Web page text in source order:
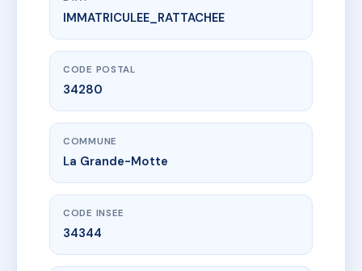
www.vme.plus/AA6927230
LE SURCOUF
1 r du levant34280 La Grande-Motte
IMMATRICULEE_RATTACHEE
CODE POSTAL
34280
COMMUNE
La Grande-Motte
CODE INSEE
34344